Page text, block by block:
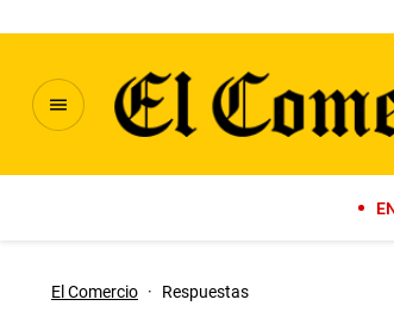
El Comercio · Respuestas